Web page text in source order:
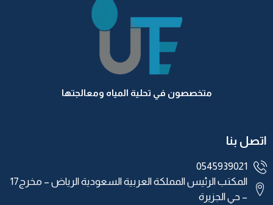
متخصصون في تحلية المياه ومعالجتها
اتصل بنا
0545939021
المكتب الرئيس المملكة العربية السعودية الرياض – مخرج17
– حي الجزيرة